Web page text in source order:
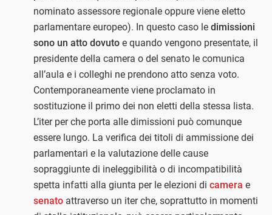
nominato assessore regionale oppure viene eletto
parlamentare europeo). In questo caso le dimissioni
sono un atto dovuto e quando vengono presentate, il
presidente della camera o del senato le comunica
all’aula e i colleghi ne prendono atto senza voto.
Contemporaneamente viene proclamato in
sostituzione il primo dei non eletti della stessa lista.
L’iter per che porta alle dimissioni può comunque
essere lungo. La verifica dei titoli di ammissione dei
parlamentari e la valutazione delle cause
sopraggiunte di ineleggibilità o di incompatibilità
spetta infatti alla giunta per le elezioni di camera e
senato attraverso un iter che, soprattutto in momenti